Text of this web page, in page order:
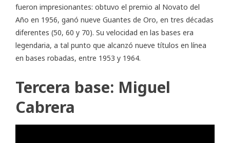
fueron impresionantes: obtuvo el premio al Novato del
Año en 1956, ganó nueve Guantes de Oro, en tres décadas
diferentes (50, 60 y 70). Su velocidad en las bases era
legendaria, a tal punto que alcanzó nueve títulos en línea
en bases robadas, entre 1953 y 1964.
Tercera base: Miguel
Cabrera